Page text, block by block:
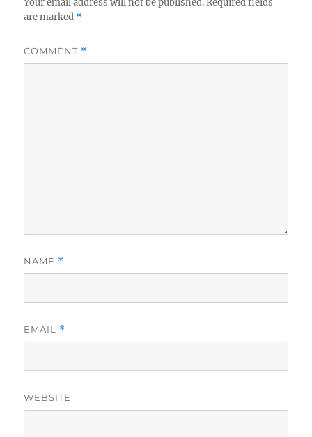
Your email address will not be published. Required fields
are marked *
COMMENT *
NAME *
EMAIL *
WEBSITE